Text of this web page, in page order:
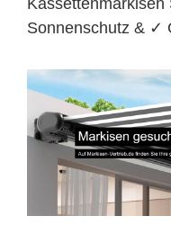
Sonnenschutz & ✓